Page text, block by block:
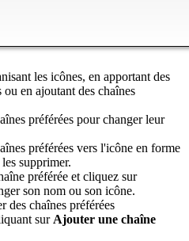
les icônes, en apportant des
en ajoutant des chaînes
préférées pour changer leur
préférées vers l'icône en forme
supprimer.
préférée et cliquez sur
son nom ou son icône.
des chaînes préférées
sur Ajouter une chaîne